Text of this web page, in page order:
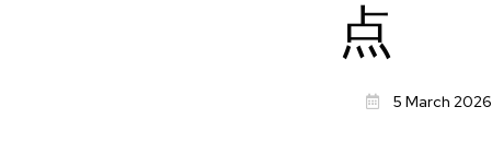
点
5 March 2026